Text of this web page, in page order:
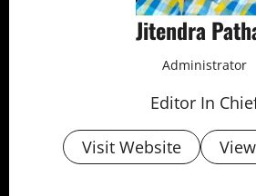
Jitendra
Administrator
Editor In
Visit Website